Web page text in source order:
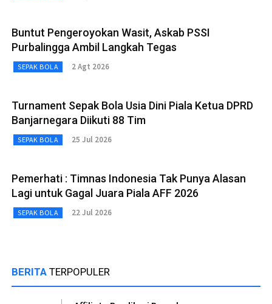
Buntut Pengeroyokan Wasit, Askab PSSI
Purbalingga Ambil Langkah Tegas
SEPAK BOLA 2 Agt 2026
Turnament Sepak Bola Usia Dini Piala Ketua DPRD
Banjarnegara Diikuti 88 Tim
SEPAK BOLA 25 Jul 2026
Pemerhati : Timnas Indonesia Tak Punya Alasan
Lagi untuk Gagal Juara Piala AFF 2026
SEPAK BOLA 22 Jul 2026
BERITA TERPOPULER